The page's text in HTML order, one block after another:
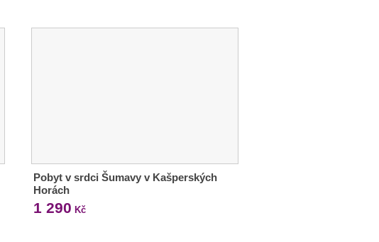
Pobyt v srdci Šumavy v Kašperských
Horách
1 290 Kč